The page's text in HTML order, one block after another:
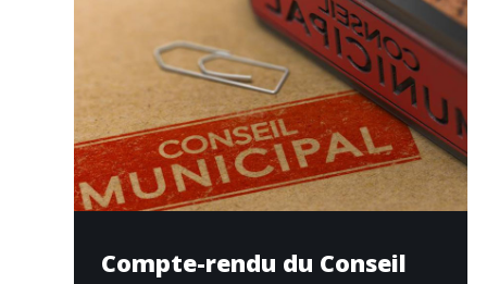
Compte-rendu du Conseil